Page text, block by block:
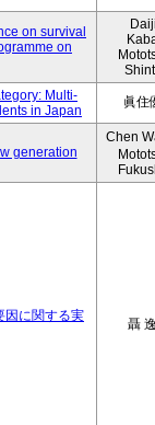
on survival
on
Multi-
in Japan
眞住
generation
Chen
因に関する実
聶